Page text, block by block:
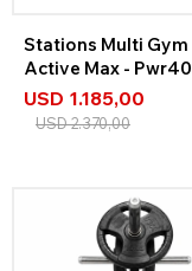
Stations Multi Gym
Active Max -
USD 1.185,00
USD2.370,00